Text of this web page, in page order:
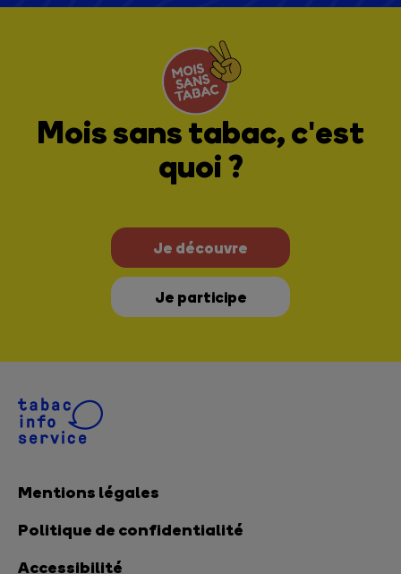
Mois sans tabac, c'est
quoi ?
Je découvre
Je participe
Mentions légales
Politique de confidentialité
Accessibilité